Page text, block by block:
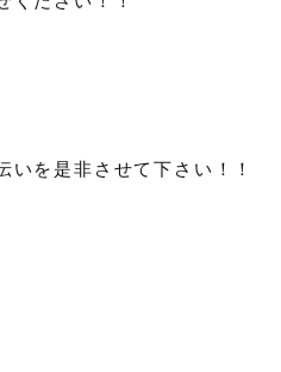
いを是非させて下さい！！